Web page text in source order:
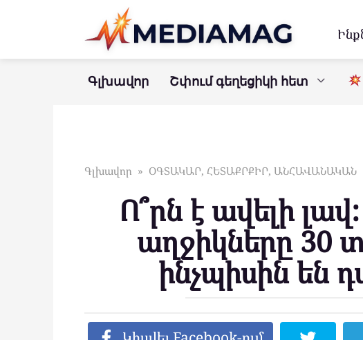
Գլխավոր Շփում գեղեցիկի հետ
Գլխավոր » ՕԳՏԱԿԱՐ, ՀԵՏԱՔՐՔԻՐ, ԱՆՀԱՎԱՆԱԿԱՆ
Ո՞րն է ավելի
աղջիկները 30
ինչպիսին են